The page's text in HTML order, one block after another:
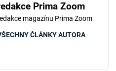
Prima Zoom
magazínu Prima Zoom
ČLÁNKY AUTORA